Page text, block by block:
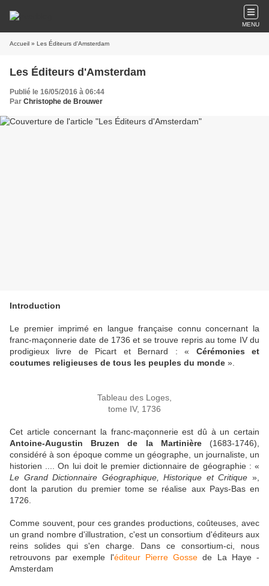
MENU
Accueil » Les Éditeurs d'Amsterdam
Les Éditeurs d'Amsterdam
Publié le 16/05/2016 à 06:44
Par Christophe de Brouwer
Introduction
Le premier imprimé en langue française connu concernant la
franc-maçonnerie date de 1736 et se trouve repris au tome IV du
prodigieux livre de Picart et Bernard : « Cérémonies et
coutumes religieuses de tous les peuples du monde ».
Tableau des Loges,
tome IV, 1736
Cet article concernant la franc-maçonnerie est dû à un certain
Antoine-Augustin Bruzen de la Martinière(1683-1746),
considéré à son époque comme un géographe, un journaliste, un
historien .... On lui doit le premier dictionnaire de géographie : «
Le Grand Dictionnaire Géographique, Historique et Critique »,
dont la parution du premier tome se réalise aux Pays-Bas en
1726.
Comme souvent, pour ces grandes productions, coûteuses, avec
un grand nombre d'illustration, c'est un consortium d'éditeurs aux
reins solides qui s'en charge. Dans ce consortium-ci, nous
retrouvons par exemple l'éditeur Pierre Gosse de La Haye -
Amsterdam